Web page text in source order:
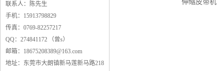
伸缩皮带机
联系人：陈先生
手机：15913798829
传真：0769-82257217
QQ：274841172 （曾s）
邮箱：18675208389@163.com
地址：东莞市大朗镇新马莲新马路218